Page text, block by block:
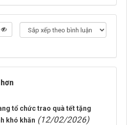
tổ chức trao quà tết tặng
khó khăn (12/02/2026)